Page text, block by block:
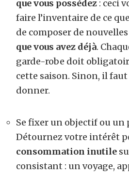
que vous possédez : ceci
faire l’inventaire de ce
de composer de
que vous avez déjà.
garde-robe doit
cette saison. Sinon, il
donner.
Se fixer un objectif ou un
Détournez votre intérêt
consommation inutile
consistant : un voyage,